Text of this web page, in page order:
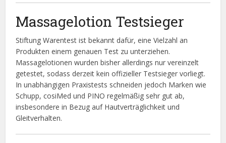
Massagelotion Testsieger
Stiftung Warentest ist bekannt dafür, eine Vielzahl an
Produkten einem genauen Test zu unterziehen.
Massagelotionen wurden bisher allerdings nur vereinzelt
getestet, sodass derzeit kein offizieller Testsieger vorliegt.
In unabhängigen Praxistests schneiden jedoch Marken wie
Schupp, cosiMed und PINO regelmäßig sehr gut ab,
insbesondere in Bezug auf Hautverträglichkeit und
Gleitverhalten.